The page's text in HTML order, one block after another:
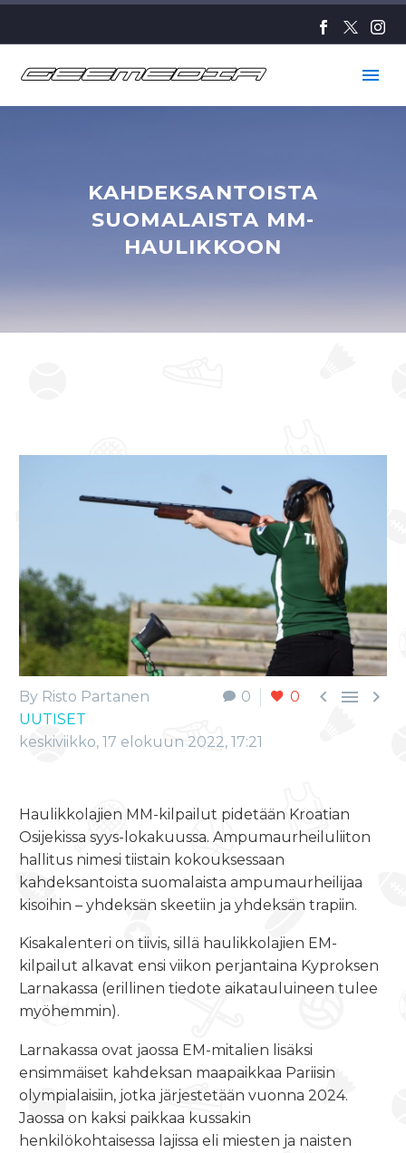
KAHDEKSANTOISTA
SUOMALAISTA MM-
HAULIKKOON
0 0   
By Risto Partanen
UUTISET
keskiviikko, 17 elokuun 2022, 17:21
Haulikkolajien MM-kilpailut pidetään Kroatian
Osijekissa syys-lokakuussa. Ampumaurheiluliiton
hallitus nimesi tiistain kokouksessaan
kahdeksantoista suomalaista ampumaurheilijaa
kisoihin – yhdeksän skeetiin ja yhdeksän trapiin.
Kisakalenteri on tiivis, sillä haulikkolajien EM-
kilpailut alkavat ensi viikon perjantaina Kyproksen
Larnakassa (erillinen tiedote aikatauluineen tulee
myöhemmin).
Larnakassa ovat jaossa EM-mitalien lisäksi
ensimmäiset kahdeksan maapaikkaa Pariisin
olympialaisiin, jotka järjestetään vuonna 2024.
Jaossa on kaksi paikkaa kussakin
henkilökohtaisessa lajissa eli miesten ja naisten